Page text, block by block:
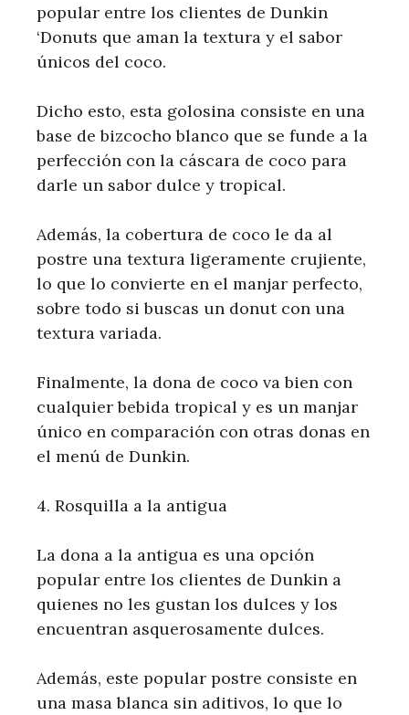
popular entre los clientes de Dunkin
‘Donuts que aman la textura y el sabor
únicos del coco.
Dicho esto, esta golosina consiste en una
base de bizcocho blanco que se funde a la
perfección con la cáscara de coco para
darle un sabor dulce y tropical.
Además, la cobertura de coco le da al
postre una textura ligeramente crujiente,
lo que lo convierte en el manjar perfecto,
sobre todo si buscas un donut con una
textura variada.
Finalmente, la dona de coco va bien con
cualquier bebida tropical y es un manjar
único en comparación con otras donas en
el menú de Dunkin.
4. Rosquilla a la antigua
La dona a la antigua es una opción
popular entre los clientes de Dunkin a
quienes no les gustan los dulces y los
encuentran asquerosamente dulces.
Además, este popular postre consiste en
una masa blanca sin aditivos, lo que lo